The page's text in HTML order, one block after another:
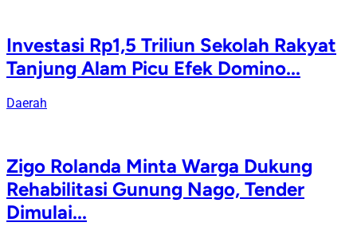
Investasi Rp1,5 Triliun Sekolah Rakyat
Tanjung Alam Picu Efek Domino...
Daerah
Zigo Rolanda Minta Warga Dukung
Rehabilitasi Gunung Nago, Tender
Dimulai...